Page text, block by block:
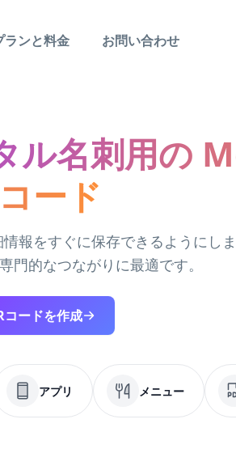
ランと料金 お問い合わせ
ル名刺用の
ード
報をすぐに保存できるようにし
門的なつながりに最適です。
コードを作成
アプリ メニュー